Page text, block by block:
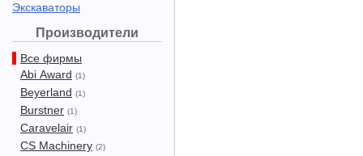
Экскаваторы
Производители
Все фирмы
Abi Award (1)
Beyerland (1)
Burstner (1)
Caravelair (1)
CS Machinery (2)